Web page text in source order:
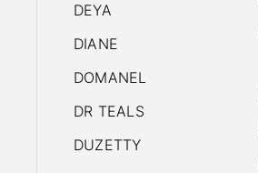
DEYA
DIANE
DOMANEL
DR TEALS
DUZETTY